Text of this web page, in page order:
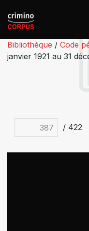
Bibliothèque / Code
janvier 1921 au 31
/ 422
Panneau de gestion des